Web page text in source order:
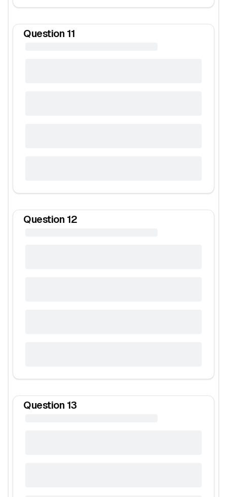
Question 11
Question 12
Question 13